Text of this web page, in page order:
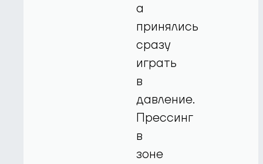
а
принялись
сразу
играть
в
давление.
Прессинг
в
зоне